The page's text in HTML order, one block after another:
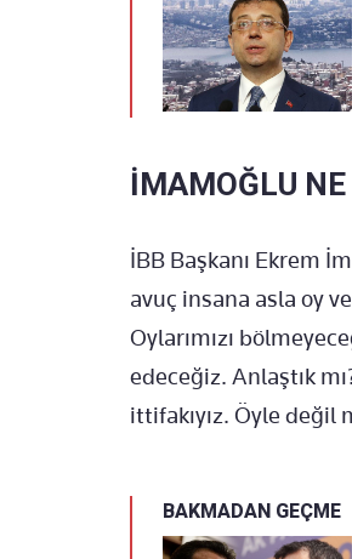
İMAMOĞLU
İBB Başkanı Ekrem
avuç insana asla oy
Oylarımızı
edeceğiz. Anlaştık
ittifakıyız. Öyle değil
BAKMADAN GEÇME